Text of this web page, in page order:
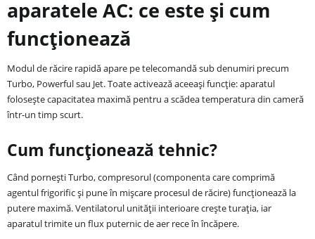
aparatele AC: ce este și cum
funcționează
Modul de răcire rapidă apare pe telecomandă sub denumiri precum
Turbo, Powerful sau Jet. Toate activează aceeași funcție: aparatul
folosește capacitatea maximă pentru a scădea temperatura din cameră
într-un timp scurt.
Cum funcționează tehnic?
Când pornești Turbo, compresorul (componenta care comprimă
agentul frigorific și pune în mișcare procesul de răcire) funcționează la
putere maximă. Ventilatorul unității interioare crește turația, iar
aparatul trimite un flux puternic de aer rece în încăpere.